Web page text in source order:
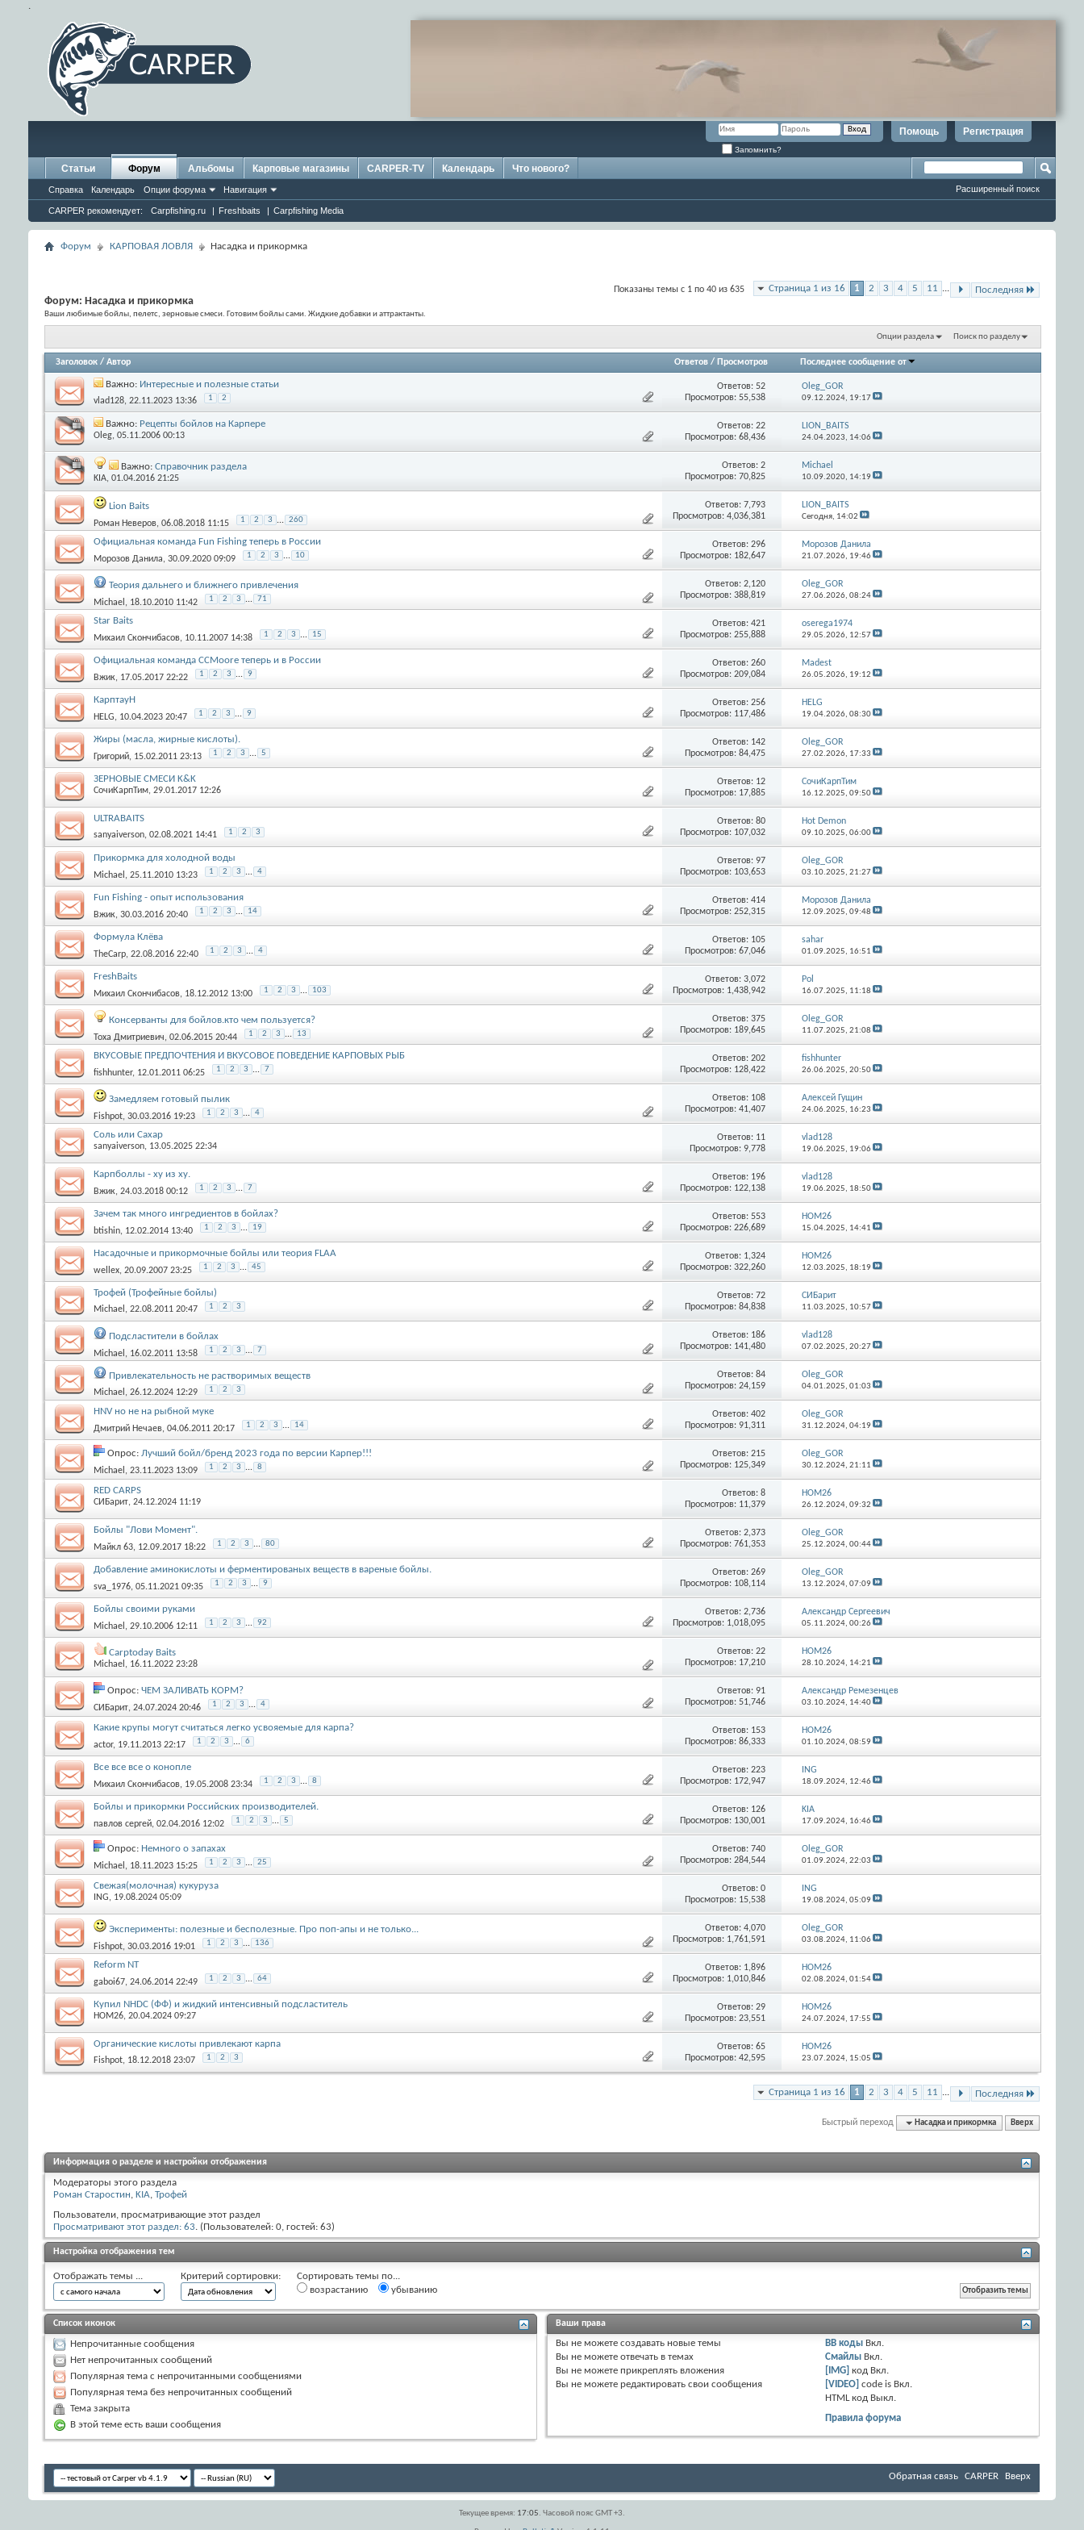
.
Регистрация
Помощь
Запомнить?
Статьи Форум
Справка Календарь Опции форума Навигация
CARPER рекомендует: Carpfishing.ru | Freshbaits | Carpfishing Media
Альбомы Карповые магазины CARPER-TV Календарь Что нового?
Расширенный поиск
Форум КАРПОВАЯ ЛОВЛЯ Насадка и прикормка
Страница 1 из 16 1 2 3 4 5 11 ... Последняя
Показаны темы с 1 по 40 из 635
Форум: Насадка и прикормка
Ваши любимые бойлы, пелетс, зерновые смеси. Готовим бойлы сами. Жидкие добавки и аттрактанты.
Опции раздела Поиск по разделу
Заголовок / Автор Ответов / Просмотров Последнее сообщение от
Важно: Интересные и полезные статьи
vlad128, 22.11.2023 13:36 1 2
Ответов:52
Просмотров: 55,538
Oleg_GOR
09.12.2024, 19:17
Важно: Рецепты бойлов на Карпере
Oleg, 05.11.2006 00:13
Ответов:22
Просмотров: 68,436
LION_BAITS
24.04.2023, 14:06
Важно: Справочник раздела
KIA, 01.04.2016 21:25
Ответов:2
Просмотров: 70,825
Michael
10.09.2020, 14:19
Lion Baits
Роман Неверов, 06.08.2018 11:15 1 2 3 ... 260
Ответов:7,793
Просмотров: 4,036,381
LION_BAITS
Сегодня, 14:02
Официальная команда Fun Fishing теперь в России
Морозов Данила, 30.09.2020 09:09 1 2 3 ... 10
Ответов:296
Просмотров: 182,647
Морозов Данила
21.07.2026, 19:46
Теория дальнего и ближнего привлечения
Michael , 18.10.2010 11:42 1 2 3 ... 71
Ответов:2,120
Просмотров: 388,819
Oleg_GOR
27.06.2026, 08:24
Star Baits
Михаил Скончибасов, 10.11.2007 14:38 1 2 3 ... 15
Ответов:421
Просмотров: 255,888
oserega1974
29.05.2026, 12:57
Официальная команда CCMoore теперь и в России
Вжик, 17.05.2017 22:22 1 2 3 ... 9
Ответов:260
Просмотров: 209,084
Madest
26.05.2026, 19:12
КарптауН
HELG, 10.04.2023 20:47 1 2 3 ... 9
Ответов:256
Просмотров: 117,486
HELG
19.04.2026, 08:30
Жиры (масла, жирные кислоты).
Григорий, 15.02.2011 23:13 1 2 3 ... 5
Ответов: 142
Просмотров: 84,475
Oleg_GOR
27.02.2026, 17:33
ЗЕРНОВЫЕ СМЕСИ K&K
СочиКарпТим, 29.01.2017 12:26
Ответов: 12
Просмотров: 17,885
СочиКарпТим
16.12.2025, 09:50
ULTRABAITS
sanyaiverson, 02.08.2021 14:41 1 2 3
Ответов:80
Просмотров: 107,032
Hot Demon
09.10.2025, 06:00
Прикормка для холодной воды
Michael , 25.11.2010 13:23 1 2 3 ... 4
Ответов:97
Просмотров: 103,653
Oleg_GOR
03.10.2025, 21:27
Fun Fishing - опыт использования
Вжик, 30.03.2016 20:40 1 2 3 ... 14
Ответов:414
Просмотров: 252,315
Морозов Данила
12.09.2025, 09:48
Формула Клёва
TheCarp, 22.08.2016 22:40 1 2 3 ... 4
Ответов: 105
Просмотров: 67,046
sahar
01.09.2025, 16:51
FreshBaits
Михаил Скончибасов, 18.12.2012 13:00 1 2 3 ... 103
Ответов:3,072
Просмотров: 1,438,942
Pol
16.07.2025, 11:18
Консерванты для бойлов.кто чем пользуется?
Тоха Дмитриевич, 02.06.2015 20:44 1 2 3 ... 13
Ответов:375
Просмотров: 189,645
Oleg_GOR
11.07.2025, 21:08
ВКУСОВЫЕ ПРЕДПОЧТЕНИЯ И ВКУСОВОЕ ПОВЕДЕНИЕ КАРПОВЫХ РЫБ
fishhunter, 12.01.2011 06:25 1 2 3 ... 7
Ответов:202
Просмотров: 128,422
fishhunter
26.06.2025, 20:50
Замедляем готовый пылик
Fishpot, 30.03.2016 19:23 1 2 3 ... 4
Ответов: 108
Просмотров: 41,407
Алексей Гущин
24.06.2025, 16:23
Соль или Сахар
sanyaiverson, 13.05.2025 22:34
Ответов: 11
Просмотров: 9,778
vlad128
19.06.2025, 19:06
Карпболлы - ху из ху.
Вжик, 24.03.2018 00:12 1 2 3 ... 7
Ответов: 196
Просмотров: 122,138
vlad128
19.06.2025, 18:50
Зачем так много ингредиентов в бойлах?
btishin, 12.02.2014 13:40 1 2 3 ... 19
Ответов:553
Просмотров: 226,689
HOM26
15.04.2025, 14:41
Насадочные и прикормочные бойлы или теория FLAA
wellex, 20.09.2007 23:25 1 2 3 ... 45
Ответов: 1,324
Просмотров: 322,260
HOM26
12.03.2025, 18:19
Трофей (Трофейные бойлы)
Michael , 22.08.2011 20:47 1 2 3
Ответов:72
Просмотров: 84,838
СИБарит
11.03.2025, 10:57
Подсластители в бойлах
Michael , 16.02.2011 13:58 1 2 3 ... 7
Ответов: 186
Просмотров: 141,480
vlad128
07.02.2025, 20:27
Привлекательность не растворимых веществ
Michael , 26.12.2024 12:29 1 2 3
Ответов:84
Просмотров: 24,159
Oleg_GOR
04.01.2025, 01:03
HNV но не на рыбной муке
Дмитрий Нечаев, 04.06.2011 20:17 1 2 3 ... 14
Ответов:402
Просмотров: 91,311
Oleg_GOR
31.12.2024, 04:19
Опрос: Лучший бойл/бренд 2023 года по версии Карпер!!!
Michael , 23.11.2023 13:09 1 2 3 ... 8
Ответов:215
Просмотров: 125,349
Oleg_GOR
30.12.2024, 21:11
RED CARPS
СИБарит, 24.12.2024 11:19
Ответов:8
Просмотров: 11,379
HOM26
26.12.2024, 09:32
Бойлы "Лови Момент".
Майкл 63, 12.09.2017 18:22 1 2 3 ... 80
Ответов:2,373
Просмотров: 761,353
Oleg_GOR
25.12.2024, 00:44
Добавление аминокислоты и ферментированых веществ в вареные бойлы.
sva_1976, 05.11.2021 09:35 1 2 3 ... 9
Ответов:269
Просмотров: 108,114
Oleg_GOR
13.12.2024, 07:09
Бойлы своими руками
Michael , 29.10.2006 12:11 1 2 3 ... 92
Ответов:2,736
Просмотров: 1,018,095
Александр Сергеевич
05.11.2024, 00:26
Carptoday Baits
Michael , 16.11.2022 23:28
Ответов:22
Просмотров: 17,210
HOM26
28.10.2024, 14:21
Опрос: ЧЕМ ЗАЛИВАТЬ КОРМ?
СИБарит, 24.07.2024 20:46 1 2 3 ... 4
Ответов:91
Просмотров: 51,746
Александр Ремезенцев
03.10.2024, 14:40
Какие крупы могут считаться легко усвояемые для карпа?
actor, 19.11.2013 22:17 1 2 3 ... 6
Ответов: 153
Просмотров: 86,333
HOM26
01.10.2024, 08:59
Все все все о конопле
Михаил Скончибасов, 19.05.2008 23:34 1 2 3 ... 8
Ответов:223
Просмотров: 172,947
ING
18.09.2024, 12:46
Бойлы и прикормки Российских производителей.
павлов сергей, 02.04.2016 12:02 1 2 3 ... 5
Ответов: 126
Просмотров: 130,001
KIA
17.09.2024, 16:46
Опрос: Немного о запахах
Michael , 18.11.2023 15:25 1 2 3 ... 25
Ответов:740
Просмотров: 284,544
Oleg_GOR
01.09.2024, 22:03
Свежая(молочная) кукуруза
ING, 19.08.2024 05:09
Ответов:0
Просмотров: 15,538
ING
19.08.2024, 05:09
Эксперименты: полезные и бесполезные. Про поп-апы и не только...
Fishpot, 30.03.2016 19:01 1 2 3 ... 136
Ответов:4,070
Просмотров: 1,761,591
Oleg_GOR
03.08.2024, 11:06
Reform NT
gaboi67, 24.06.2014 22:49 1 2 3 ... 64
Ответов: 1,896
Просмотров: 1,010,846
HOM26
02.08.2024, 01:54
Купил NHDC (ФФ) и жидкий интенсивный подсластитель
HOM26, 20.04.2024 09:27
Ответов:29
Просмотров: 23,551
HOM26
24.07.2024, 17:55
Органические кислоты привлекают карпа
Fishpot, 18.12.2018 23:07 1 2 3
Ответов:65
Просмотров: 42,595
HOM26
23.07.2024, 15:05
Страница 1 из 16 1 2 3 4 5 11 ... Последняя
Быстрый переход Насадка и прикормка Вверх
Информация о разделе и настройки отображения
Модераторы этого раздела
Роман Старостин, KIA, Трофей
Пользователи, просматривающие этот раздел
Просматривают этот раздел: 63. (Пользователей: 0, гостей: 63)
Настройка отображения тем
Отображать темы ... Критерий сортировки:
Сортировать темы по...
возрастанию
убыванию
Список иконок
Непрочитанные сообщения
Нет непрочитанных сообщений
Популярная тема с непрочитанными сообщениями
Популярная тема без непрочитанных сообщений
Тема закрыта
В этой теме есть ваши сообщения
Ваши права
Вы не можете создавать новые темы
Вы не можете отвечать в темах
Вы не можете прикреплять вложения
Вы не можете редактировать свои сообщения
BB коды Вкл.
Смайлы Вкл.
[IMG] код Вкл.
[VIDEO] code is Вкл.
HTML код Выкл.
Правила форума
Обратная связь CARPER Вверх
Текущее время: 17:05. Часовой пояс GMT +3.